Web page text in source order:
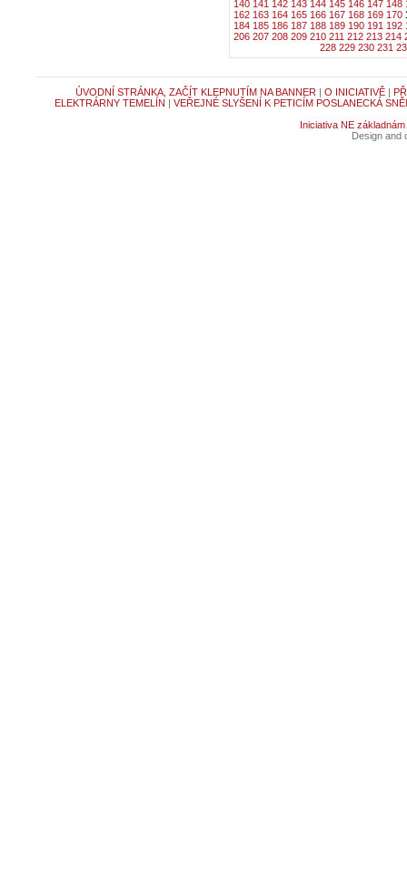
140 141 142 143 144 145 146 147 148
162 163 164 165 166 167 168 169 170
184 185 186 187 188 189 190 191 192
206 207 208 209 210 211 212 213 214
228 229 230 231
ÚVODNÍ STRÁNKA, ZAČÍT KLEPNUTÍM NA BANNER | O INICIATIVĚ|
ELEKTRÁRNY TEMELÍN | VEŘEJNÉ SLYŠENÍ K PETICÍM POSLANECKÁ
Iniciativa NE základnám
Design and